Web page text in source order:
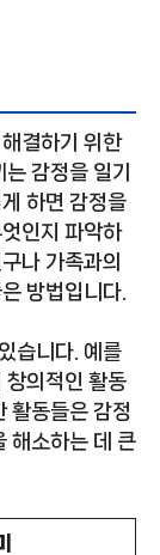
결하기 위한
감정을 일기
하면 감정을
인지 파악하
나 가족과의
방법입니다.
습니다. 예를
창의적인 활동
활동들은 감정
해소하는 데 큰